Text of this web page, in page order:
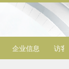
企业信息 访客